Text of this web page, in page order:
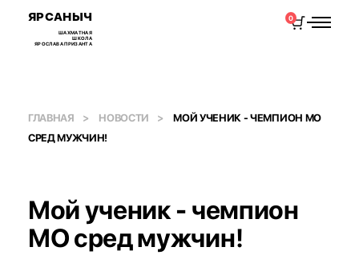
ЯРСАНЫЧ
ШАХМАТНАЯ
ШКОЛА
ЯРОСЛАВА ПРИЗАНТА
0
ГЛАВНАЯ НОВОСТИ
МОЙ УЧЕНИК - ЧЕМПИОН МО
СРЕД МУЖЧИН!
Мой ученик - чемпион
МО сред мужчин!